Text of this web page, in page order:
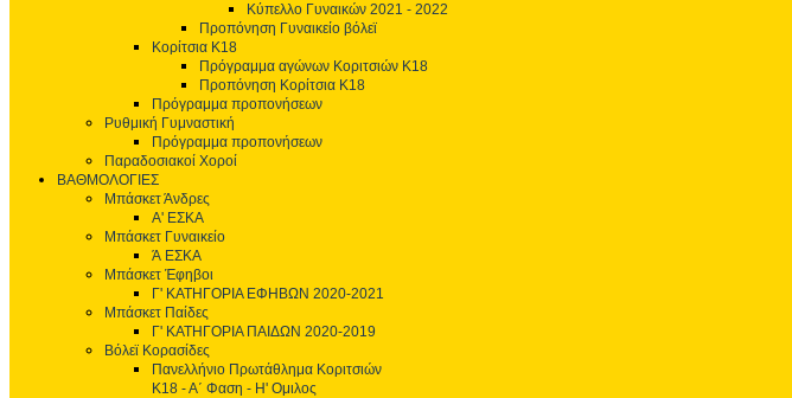
Κύπελλο Γυναικών 2021 - 2022
Προπόνηση Γυναικείο βόλεϊ
Κορίτσια Κ18
Πρόγραμμα αγώνων Κοριτσιών Κ18
Προπόνηση Κορίτσια Κ18
Πρόγραμμα προπονήσεων
Ρυθμική Γυμναστική
Πρόγραμμα προπονήσεων
Παραδοσιακοί Χοροί
ΒΑΘΜΟΛΟΓΙΕΣ
Μπάσκετ Άνδρες
Α' ΕΣΚΑ
Μπάσκετ Γυναικείο
Ά ΕΣΚΑ
Μπάσκετ Έφηβοι
Γ' ΚΑΤΗΓΟΡΙΑ ΕΦΗΒΩΝ 2020-2021
Μπάσκετ Παίδες
Γ' ΚΑΤΗΓΟΡΙΑ ΠΑΙΔΩΝ 2020-2019
Βόλεϊ Κορασίδες
Πανελλήνιο Πρωτάθλημα Κοριτσιών
Κ18 - Α΄ Φαση - H' Ομιλος